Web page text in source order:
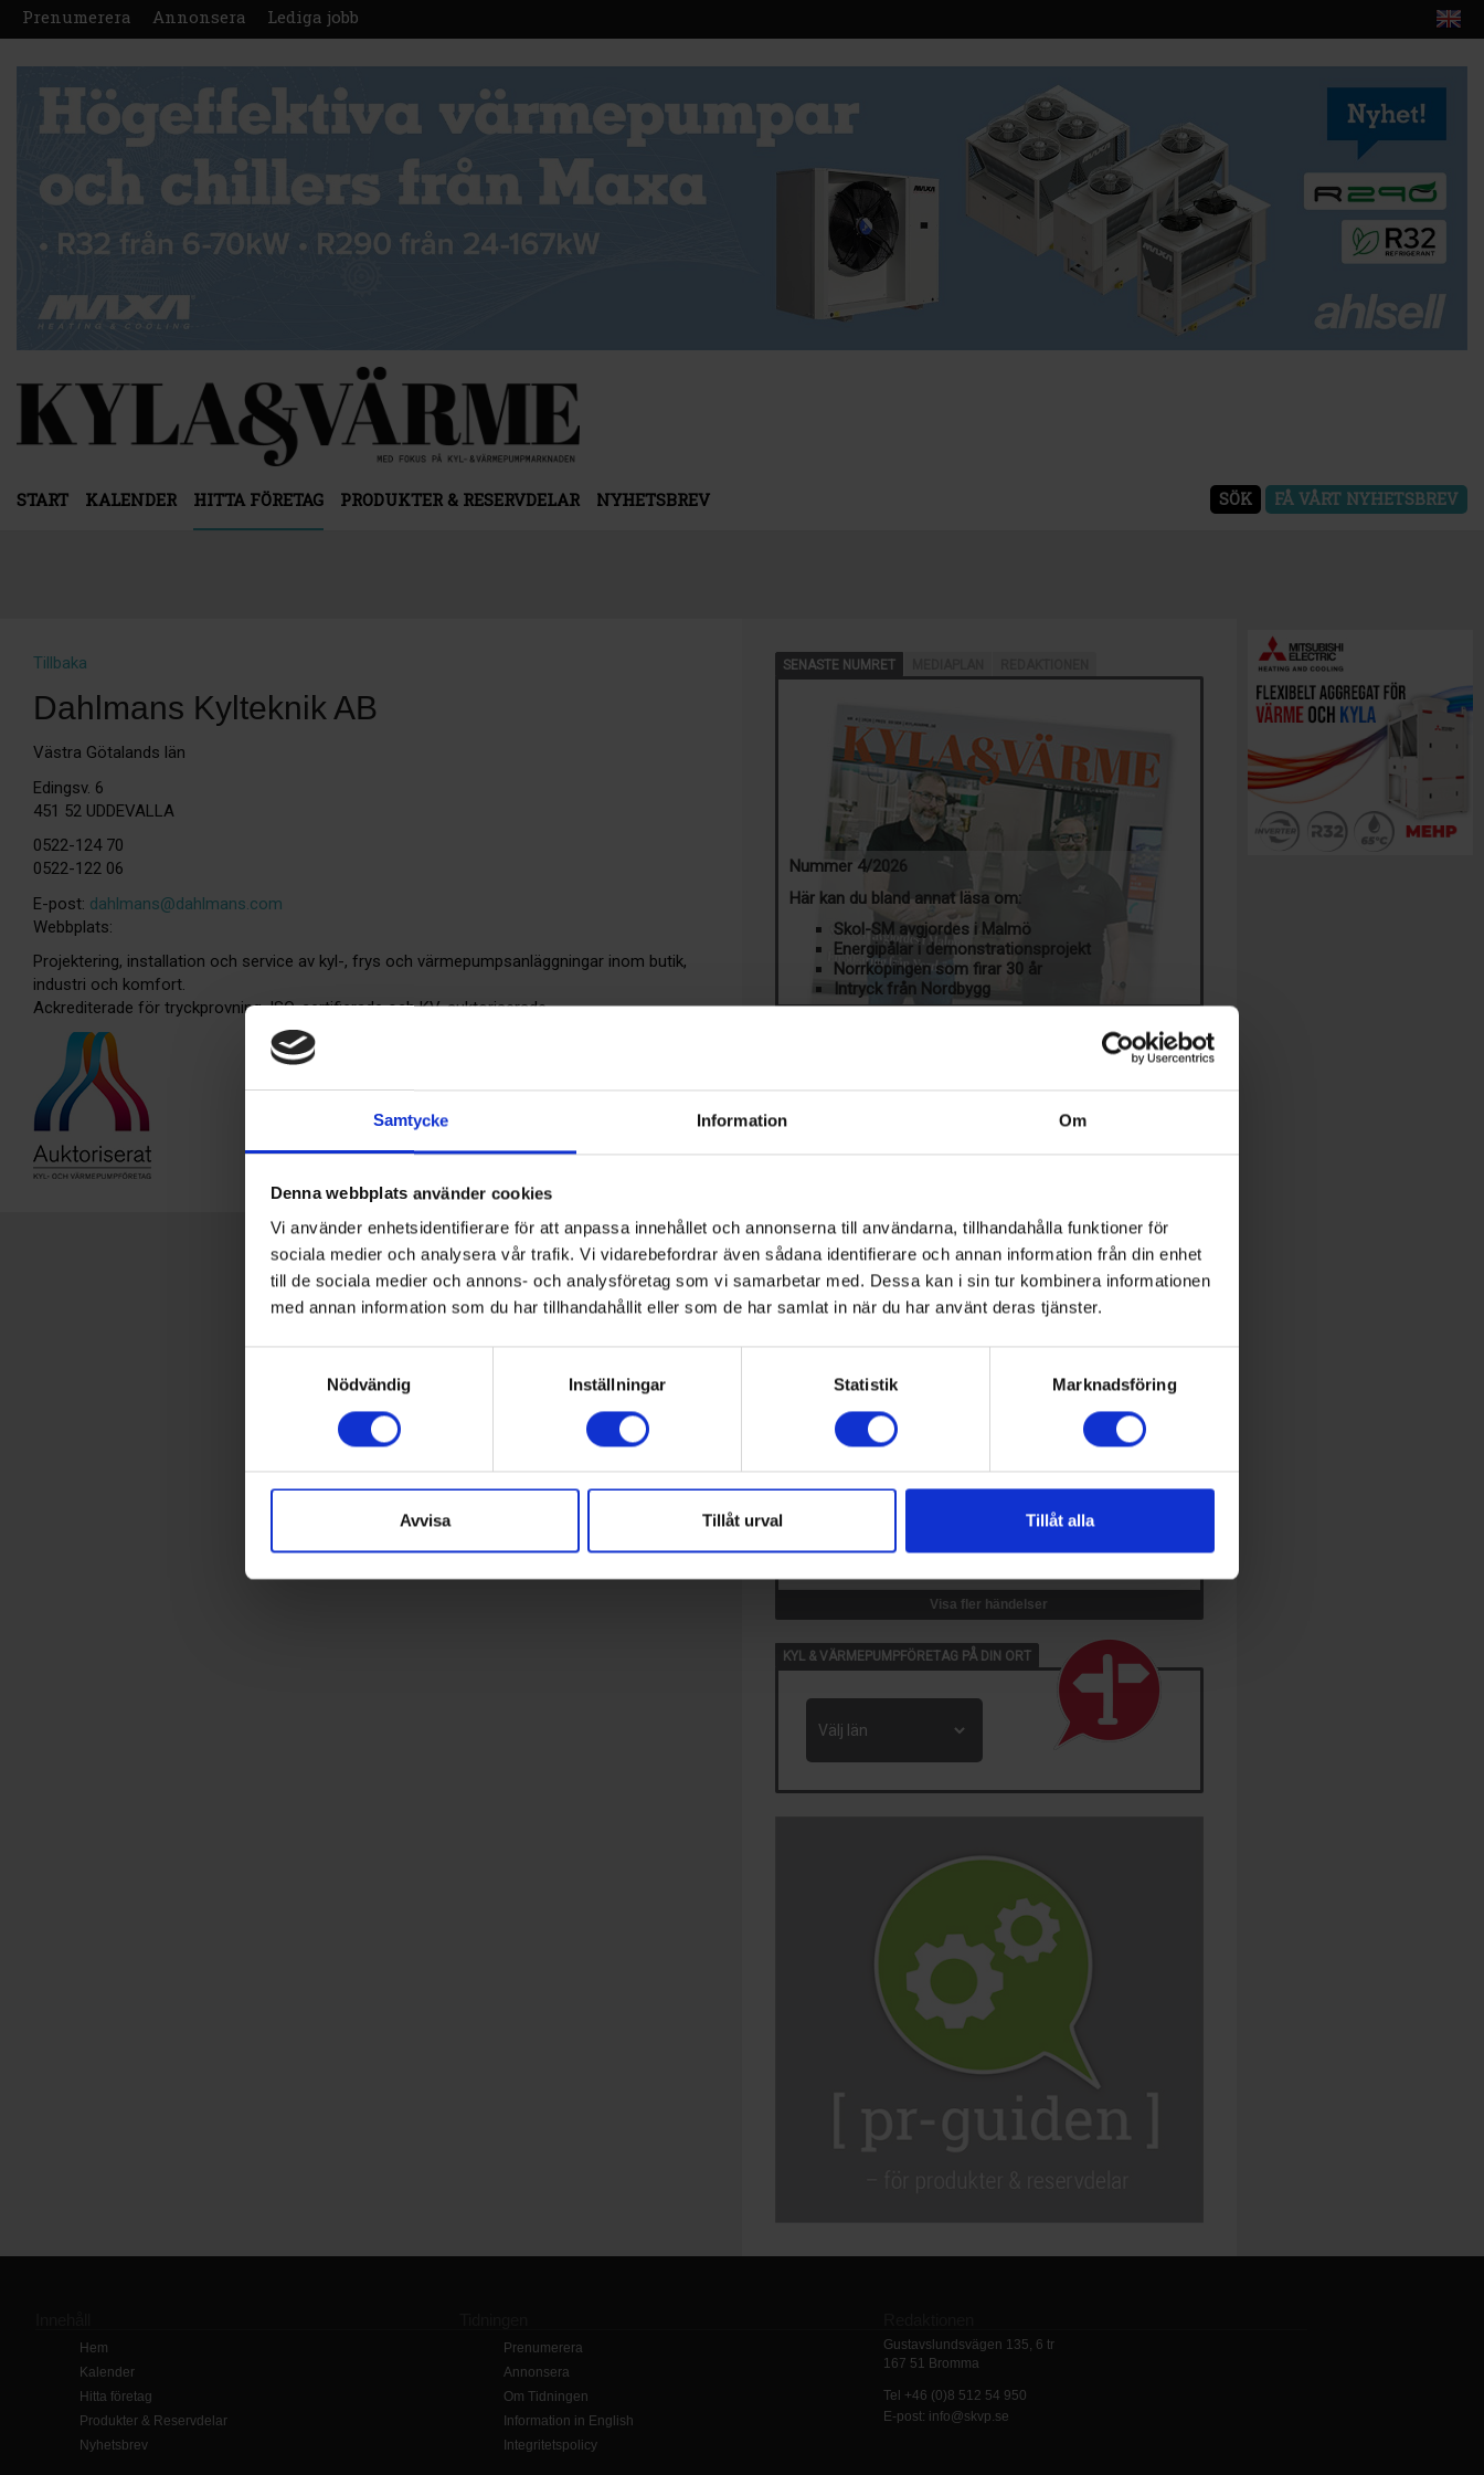
Samtycke Information Om
Denna webbplats använder cookies
Vi använder enhetsidentifierare för att anpassa innehållet och annonserna till användarna, tillhandahålla funktioner för
sociala medier och analysera vår trafik. Vi vidarebefordrar även sådana identifierare och annan information från din enhet
till de sociala medier och annons- och analysföretag som vi samarbetar med. Dessa kan i sin tur kombinera informationen
med annan information som du har tillhandahållit eller som de har samlat in när du har använt deras tjänster.
Nödvändig
Inställningar Statistik Marknadsföring
Avvisa Tillåt urval Tillåt alla
Prenumerera Annonsera Lediga jobb
START KALENDER HITTA FÖRETAG PRODUKTER & RESERVDELAR NYHETSBREV SÖK FÅ VÅRT NYHETSBREV
Tillbaka
Dahlmans Kylteknik AB
Västra Götalands län
Edingsv. 6
451 52 UDDEVALLA
0522-124 70
0522-122 06
E-post: dahlmans@dahlmans.com
Webbplats:
Projektering, installation och service av kyl-, frys och värmepumpsanläggningar inom butik,
industri och komfort.
Ackrediterade för tryckprovning, ISO-certifierade och KV-auktoriserade.
SENASTE NUMRET
Nummer 4/2026
Här kan du bland annat läsa om:
Skol-SM avgjordes i Malmö
Energipålar i demonstrationsprojekt
Norrköpingen som firar 30 år
Intryck från Nordbygg
Klicka här för att läsa mer om tidningen och prenumeration
samhällsutveckling
KALENDER
23 Aug, 2026
17th IIR-Gustav Lorentzen Conference
Hamilton, Nya Zeeland
17 Sep, 2026
Markaryd, Sverige
13 Okt, 2026
Nürnberg, Tyskland
Visa fler händelser
KYL & VÄRMEPUMPFÖRETAG PÅ DIN ORT
Hem
Kalender
Hitta företag
Produkter & Reservdelar
Nyhetsbrev
Prenumerera
Annonsera
Om Tidningen
Information in English
Integritetspolicy
Gustavslundsvägen 135, 6 tr
167 51 Bromma
Tel +46 (0)8 512 54 950
E-post: info@skvp.se